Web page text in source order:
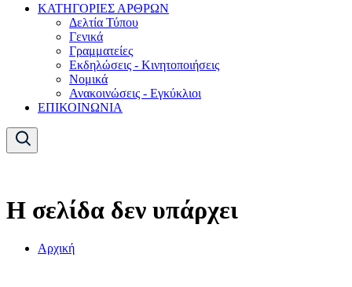
ΚΑΤΗΓΟΡΙΕΣ ΑΡΘΡΩΝ
Δελτία Τύπου
Γενικά
Γραμματείες
Εκδηλώσεις - Κινητοποιήσεις
Νομικά
Ανακοινώσεις - Εγκύκλιοι
ΕΠΙΚΟΙΝΩΝΙΑ
Η σελίδα δεν υπάρχει
Αρχική